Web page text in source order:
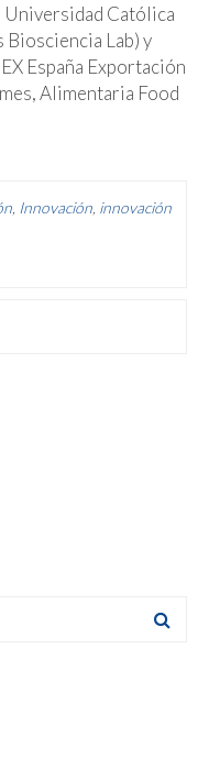
Católica
Lab) y
España Exportación
Alimentaria Food
Innovación innovación